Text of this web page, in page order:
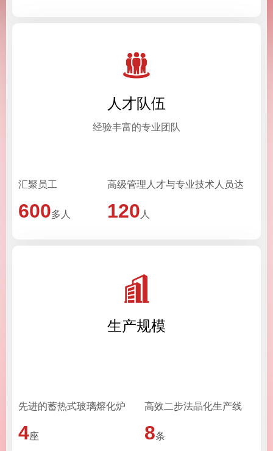
人才队伍
经验丰富的专业团队
汇聚员工
600多人
高级管理人才与专业技术人员达
120 人
生产规模
先进的蓄热式玻璃熔化炉
4座
高效二步法晶化生产线
8条